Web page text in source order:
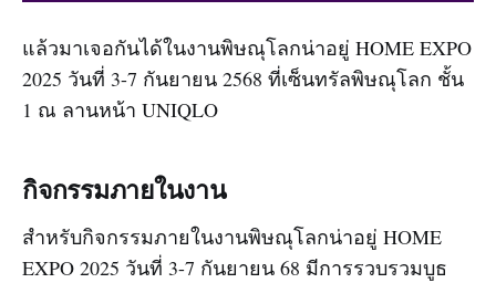
แล้วมาเจอกันได้ในงานพิษณุโลกน่าอยู่ HOME EXPO
2025 วันที่ 3-7 กันยายน 2568 ที่เซ็นทรัลพิษณุโลก ชั้น
1 ณ ลานหน้า UNIQLO
กิจกรรมภายในงาน
สำหรับกิจกรรมภายในงานพิษณุโลกน่าอยู่ HOME
EXPO 2025 วันที่ 3-7 กันยายน 68 มีการรวบรวมบูธ